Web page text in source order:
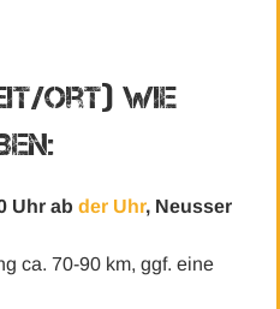
Ort) wie
Uhr ab der Uhr, Neusser
ca. 70-90 km, ggf. eine